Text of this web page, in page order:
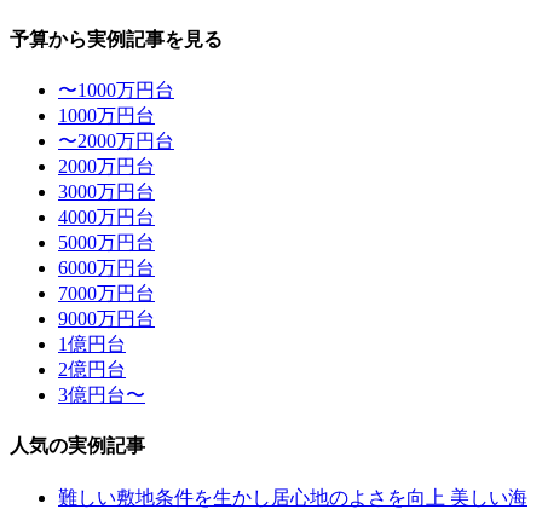
予算から実例記事を見る
〜1000万円台
1000万円台
〜2000万円台
2000万円台
3000万円台
4000万円台
5000万円台
6000万円台
7000万円台
9000万円台
1億円台
2億円台
3億円台〜
人気の実例記事
難しい敷地条件を生かし居心地のよさを向上 美しい海